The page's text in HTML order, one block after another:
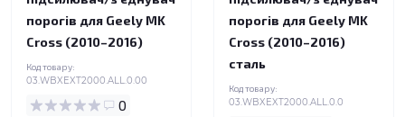
порогів для Geely MK
Cross (2010–2016)
Код товару:
03.WBXEXT2000.ALL.0.00
0
порогів для Geely MK
Cross (2010–2016)
сталь
Код товару:
03.WBXEXT2000.ALL.0.0